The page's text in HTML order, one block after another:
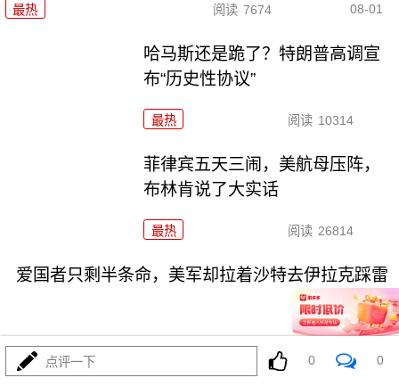
最热 阅读 7674 08-01
哈马斯还是跪了？特朗普高调宣
布“历史性协议”
最热 阅读 10314
菲律宾五天三闹，美航母压阵，
布林肯说了大实话
最热 阅读 26814
爱国者只剩半条命，美军却拉着沙特去伊拉克踩雷
点评一下 0 0